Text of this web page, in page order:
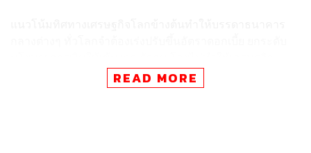
ถดถอย ซึ่งข้อมูลล่าสุดบ่งชี้ว่า การปรับขึ้นของราคาสินค้า
และบริการได้เริ่มรั่วไหลเข้าสู่เศรษฐกิจพื้นฐาน ก่อให้เกิด
READ MORE